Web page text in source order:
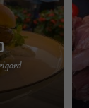
À